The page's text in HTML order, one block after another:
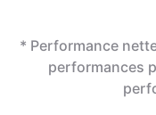
* Performance
performances